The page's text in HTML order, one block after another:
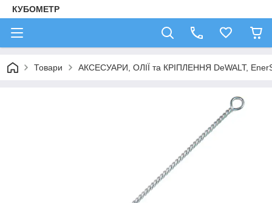
КУБОМЕТР
Товари АКСЕСУАРИ, ОЛІЇ та КРІПЛЕННЯ DeWALT,